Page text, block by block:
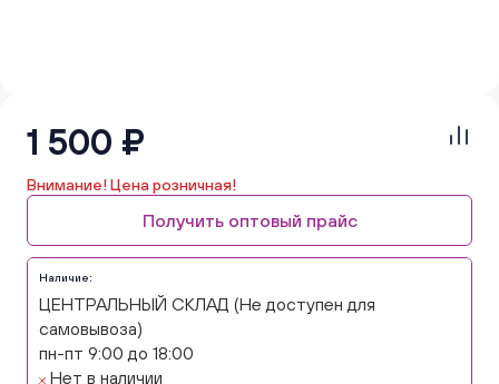
1 500 ₽
Внимание! Цена розничная!
Получить оптовый прайс
Наличие:
ЦЕНТРАЛЬНЫЙ СКЛАД (Не доступен для
самовывоза)
пн-пт 9:00 до 18:00
Нет в наличии